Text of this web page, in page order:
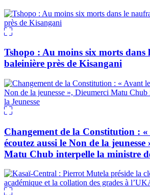
Tshopo : Au moins six morts dans
baleinière près de Kisangani
Changement de la Constitution :
écoutez aussi le Non de la
Matu Chub interpelle la ministre